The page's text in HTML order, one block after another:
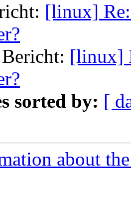
[linux]
[linux]
sorted by: [
about